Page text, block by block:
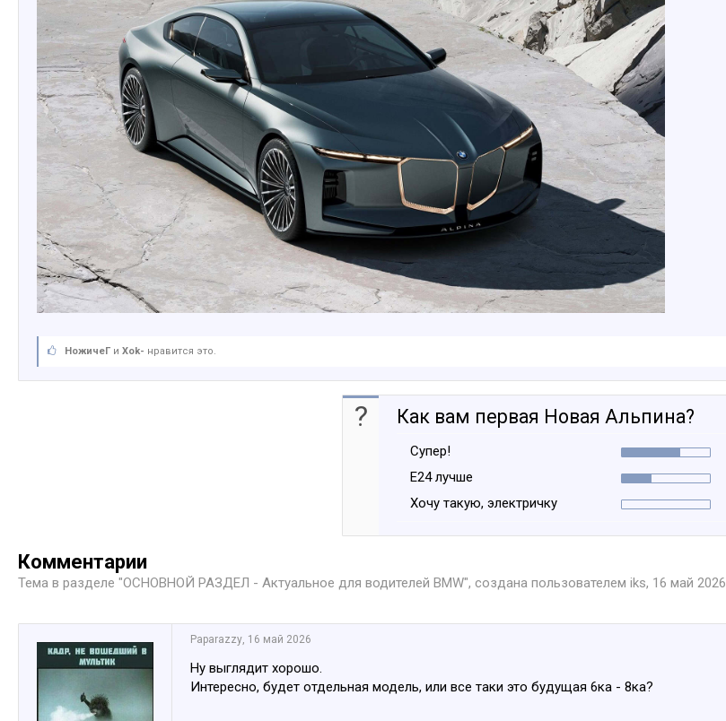
НожичеГ и Xok- нравится это.
? Как вам первая Новая Альпина?
Супер!
Е24 лучше
Хочу такую, электричку
Комментарии
Тема в разделе "ОСНОВНОЙ РАЗДЕЛ - Актуальное для водителей BMW", создана пользователем iks, 16 май 2026
Paparazzy, 16 май 2026
Ну выглядит хорошо.
Интересно, будет отдельная модель, или все таки это будущая 6ка - 8ка?